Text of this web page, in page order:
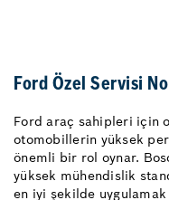
Ford Özel Servisi
Ford araç sahipleri için
otomobillerin yüksek
önemli bir rol oynar.
yüksek mühendislik
en iyi şekilde uygulamak